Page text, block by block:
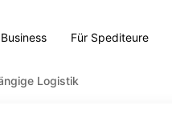
Für Spediteure
Logistik